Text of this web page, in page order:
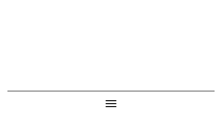
Toggle Navigation